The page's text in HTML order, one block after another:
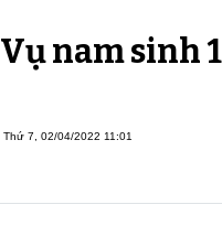
Vụ nam sinh
Thứ 7, 02/04/2022 11:01